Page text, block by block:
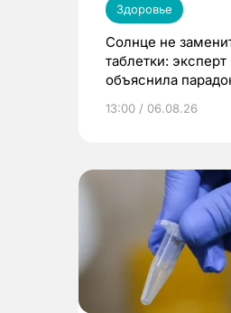
Здоровье
Солнце не
таблетки:
объяснила
13:00 / 06.08.26